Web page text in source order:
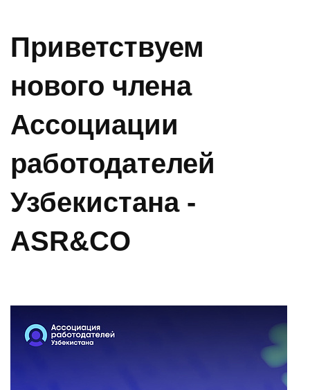
Приветствуем
нового члена
Ассоциации
работодателей
Узбекистана -
ASR&CO